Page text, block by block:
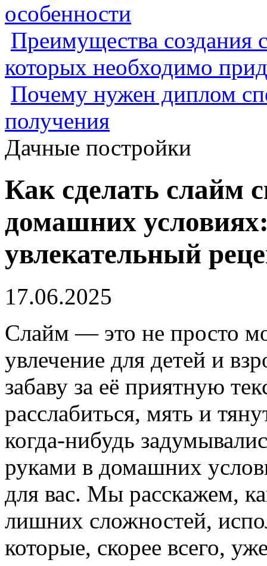
особенности
Преимущества создания
которых необходимо
Почему нужен диплом
получения
Дачные постройки
Как сделать слайм
домашних
увлекательный
17.06.2025
Слайм — это не просто
увлечение для детей и
забаву за её приятную
расслабиться, мять и
когда-нибудь
руками в домашних
для вас. Мы расскажем,
лишних сложностей,
которые, скорее всего,